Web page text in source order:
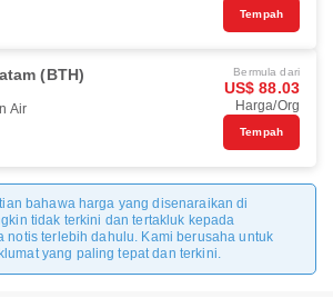
Tempah
(BTH)
Air
Bermula dari
US$ 88.03
Harga/Org
Tempah
bahawa harga yang disenaraikan di
tidak terkini dan tertakluk kepada
notis terlebih dahulu. Kami berusaha untuk
yang paling tepat dan terkini.